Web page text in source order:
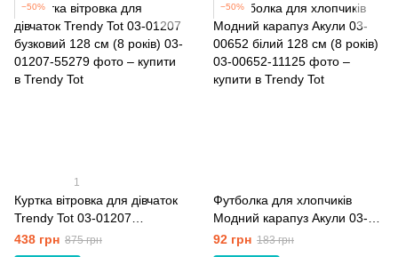
−50%
1
Куртка вітровка для дівчаток
Trendy Tot 03-01207
бузковий 128 см (8 років)
438 грн 875 грн
−50%
Футболка для хлопчиків
Модний карапуз Акули 03-
00652 білий 128 см (8 років)
92 грн 183 грн